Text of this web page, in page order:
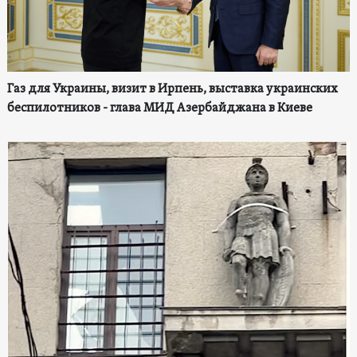
Газ для Украины, визит в Ирпень, выставка украинских
беспилотников - глава МИД Азербайджана в Киеве